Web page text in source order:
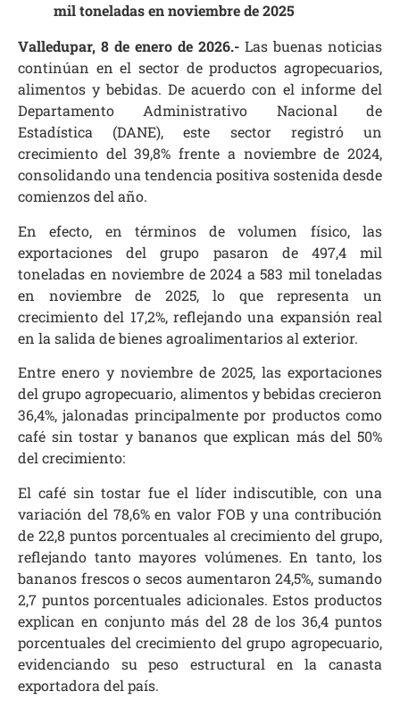
mil toneladas en noviembre de 2025
Valledupar, 8 de enero de 2026.- Las buenas noticias
continúan en el sector de productos agropecuarios,
alimentos y bebidas. De acuerdo con el informe del
Departamento Administrativo Nacional de
Estadística (DANE), este sector registró un
crecimiento del 39,8% frente a noviembre de 2024,
consolidando una tendencia positiva sostenida desde
comienzos del año.
En efecto, en términos de volumen físico, las
exportaciones del grupo pasaron de 497,4 mil
toneladas en noviembre de 2024 a 583 mil toneladas
en noviembre de 2025, lo que representa un
crecimiento del 17,2%, reflejando una expansión real
en la salida de bienes agroalimentarios al exterior.
Entre enero y noviembre de 2025, las exportaciones
del grupo agropecuario, alimentos y bebidas crecieron
36,4%, jalonadas principalmente por productos como
café sin tostar y bananos que explican más del 50%
del crecimiento:
El café sin tostar fue el líder indiscutible, con una
variación del 78,6% en valor FOB y una contribución
de 22,8 puntos porcentuales al crecimiento del grupo,
reflejando tanto mayores volúmenes. En tanto, los
bananos frescos o secos aumentaron 24,5%, sumando
2,7 puntos porcentuales adicionales. Estos productos
explican en conjunto más del 28 de los 36,4 puntos
porcentuales del crecimiento del grupo agropecuario,
evidenciando su peso estructural en la canasta
exportadora del país.